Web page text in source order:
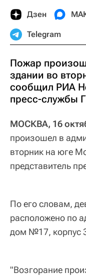
Дзен
Telegram
Пожар
здании во
сообщил РИА
пресс-службы
МОСКВА, 16
произошел в
вторник на юге
представитель
По его словам,
расположено по
дом №17, корпус
"Возгорание